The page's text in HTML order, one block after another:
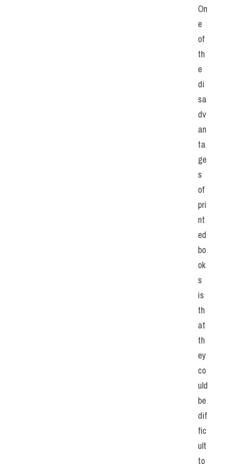
On
e
of
th
e
di
sa
dv
an
ta
ge
s
of
pri
nt
ed
bo
ok
s
is
th
at
th
ey
co
uld
be
dif
fic
ult
to